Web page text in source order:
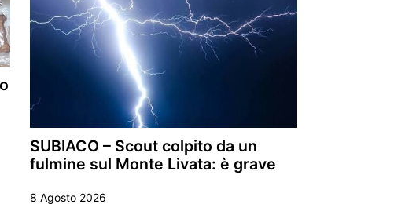
SUBIACO – Scout colpito da un
fulmine sul Monte Livata: è grave
8 Agosto 2026